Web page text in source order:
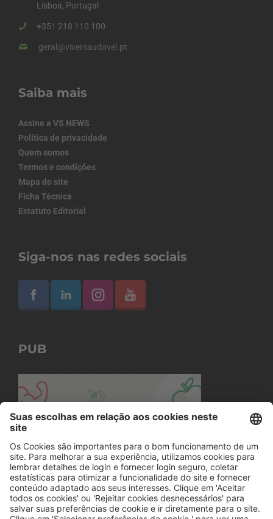
Lisboa, Portugal
+351 218 110 100
geral@viversaudavel.pt
Saiba mais
Assine a VS NEWS
Política de privacidade
Quem somos
Termos e condições
Mapa do site
Ficha Técnica
Estatuto Editorial
Siga-nos nas redes sociais
PUB